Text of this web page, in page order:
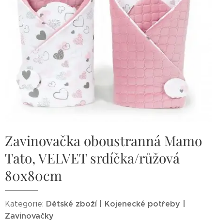
Zavinovačka oboustranná Mamo
Tato, VELVET srdíčka/růžová
80x80cm
Kategorie: Dětské zboží | Kojenecké potřeby |
Zavinovačky